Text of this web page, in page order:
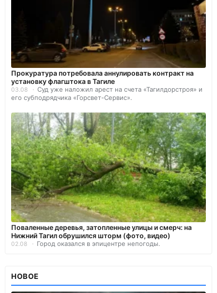
Прокуратура потребовала аннулировать контракт на
установку флагштока в Тагиле
03.08
Суд уже наложил арест на счета «Тагилдорстроя» и
его субподрядчика «Горсвет-Сервис».
Поваленные деревья, затопленные улицы и смерч: на
Нижний Тагил обрушился шторм (фото, видео)
02.08 Город оказался в эпицентре непогоды.
НОВОЕ